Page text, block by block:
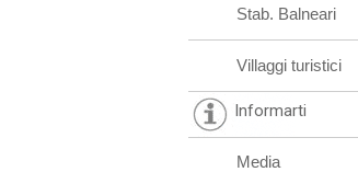
Stab. Balneari
Villaggi turistici
Informarti
Media